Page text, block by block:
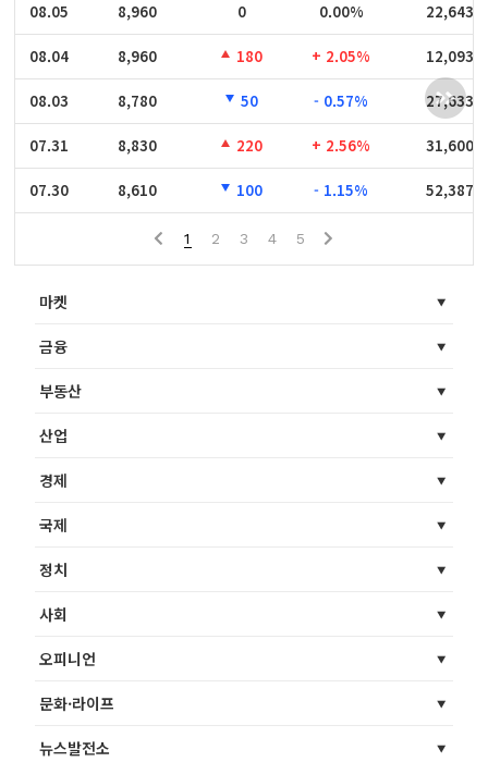
08.05
08.04
08.03
07.31
07.30
08.05 8,960 0 0.00% 22,643
08.04 8,960 180 + 2.05% 12,093
08.03 8,780 50 - 0.57% 27,633
07.31 8,830 220 + 2.56% 31,600
07.30 8,610 100 - 1.15% 52,387
1 2 3 4 5
마켓
금융
부동산
산업
경제
국제
정치
사회
오피니언
문화·라이프
뉴스발전소